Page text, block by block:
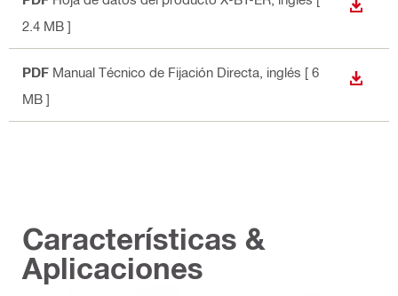
2.4 MB ]
PDF Manual Técnico de Fijación Directa , inglés [ 6
MB ]
Características &
Aplicaciones